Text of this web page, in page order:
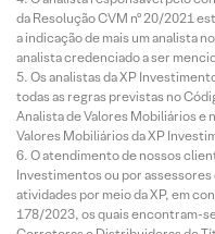
da Resolução CVM nº 20/2021
a indicação de mais um analista
analista credenciado a ser
Os analistas da XP
todas as regras previstas no
Analista de Valores Mobiliários e
Valores Mobiliários da XP
O atendimento de nossos
Investimentos ou por
atividades por meio da XP, em
178/2023, os quais encontram-